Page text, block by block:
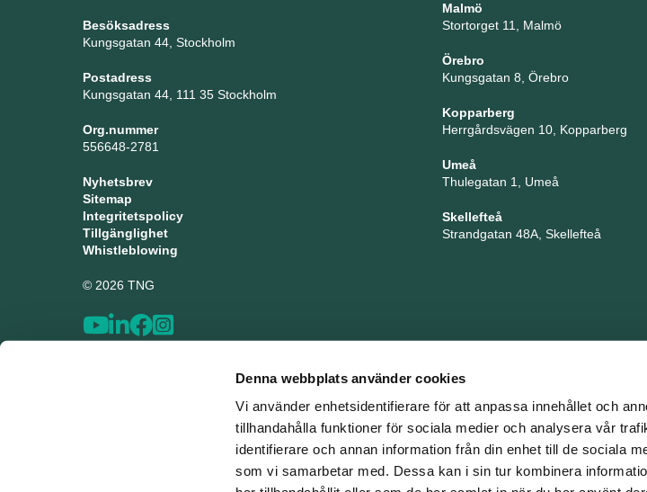
Denna webbplats använder cookies
Vi använder enhetsidentifierare för att anpassa innehållet och
tillhandahålla funktioner för sociala medier och analysera vår
identifierare och annan information från din enhet till de sociala
som vi samarbetar med. Dessa kan i sin tur kombinera
Besöksadress
Kungsgatan 44, Stockholm
Postadress
Kungsgatan 44, 111 35 Stockholm
Org.nummer
556648-2781
Nyhetsbrev
Sitemap
Integritetspolicy
Tillgänglighet
Whistleblowing
© 2026 TNG
Malmö
Stortorget 11, Malmö
Örebro
Kungsgatan 8, Örebro
Kopparberg
Herrgårdsvägen 10, Kopparberg
Umeå
Thulegatan 1, Umeå
Skellefteå
Strandgatan 48A, Skellefteå
TNG är en del i